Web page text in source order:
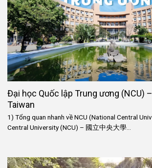
Đại học Quốc lập Trung ương (NCU)
Taiwan
1) Tổng quan nhanh về NCU (National Central
Central University (NCU) – 國立中央大學...